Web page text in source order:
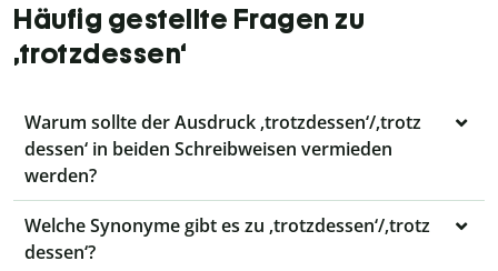
Häufig gestellte Fragen zu
‚trotzdessen‘
Warum sollte der Ausdruck ‚trotzdessen‘/‚trotz
dessen‘ in beiden Schreibweisen vermieden
werden?
Welche Synonyme gibt es zu ‚trotzdessen‘/‚trotz
dessen‘?